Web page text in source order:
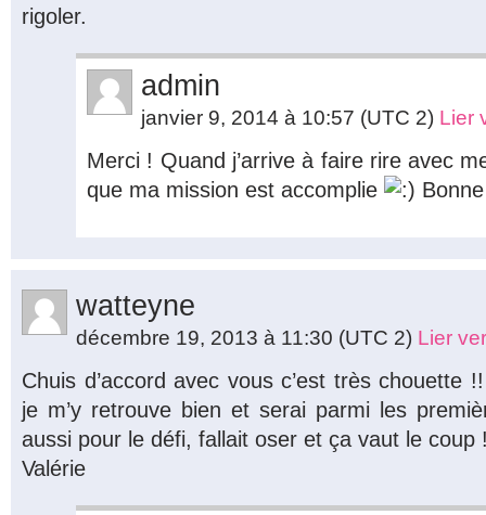
rigoler.
admin
janvier 9, 2014 à 10:57 (UTC 2) Lier
Merci ! Quand j’arrive à faire rire avec
que ma mission est accomplie
watteyne
décembre 19, 2013 à 11:30 (UTC 2) Lier
Chuis d’accord avec vous c’est très chouette
je m’y retrouve bien et serai parmi les
aussi pour le défi, fallait oser et ça vaut le coup
Valérie